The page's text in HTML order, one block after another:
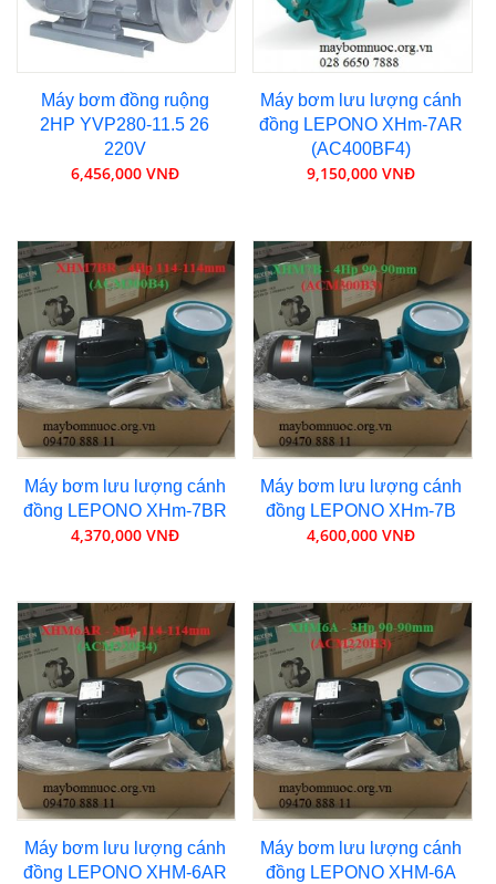
Máy bơm đồng ruộng
2HP YVP280-11.5 26
220V
6,456,000 VNĐ
Máy bơm lưu lượng cánh
đồng LEPONO XHm-7AR
(AC400BF4)
9,150,000 VNĐ
Máy bơm lưu lượng cánh
đồng LEPONO XHm-7BR
4,370,000 VNĐ
Máy bơm lưu lượng cánh
đồng LEPONO XHm-7B
4,600,000 VNĐ
Máy bơm lưu lượng cánh
đồng LEPONO XHM-6AR
Máy bơm lưu lượng cánh
đồng LEPONO XHM-6A